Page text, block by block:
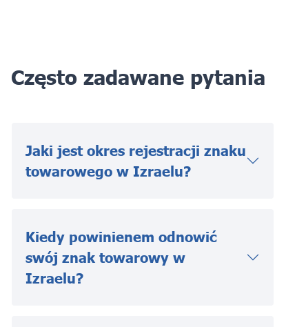
Często zadawane pytania
Jaki jest okres rejestracji znaku
towarowego w Izraelu?
Kiedy powinienem odnowić
swój znak towarowy w
Izraelu?